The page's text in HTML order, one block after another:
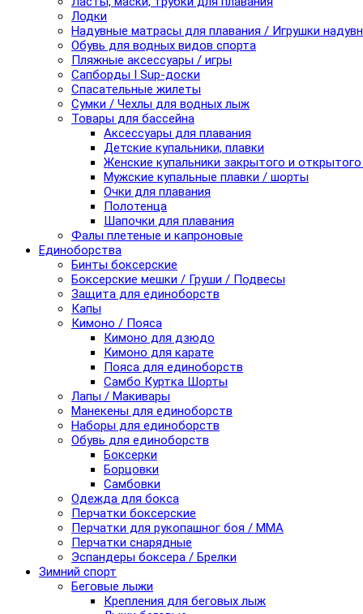
Лодки
Надувные матрасы для плавания / Игрушки
Обувь для водных видов спорта
Пляжные аксессуары / игры
Сапборды I Sup-доски
Спасательные жилеты
Сумки / Чехлы для водных лыж
Товары для бассейна
Аксессуары для плавания
Детские купальники, плавки
Женские купальники закрытого и
Мужские купальные плавки / шорты
Очки для плавания
Полотенца
Шапочки для плавания
Фалы плетеные и капроновые
Единоборства
Бинты боксерские
Боксерские мешки / Груши / Подвесы
Защита для единоборств
Капы
Кимоно / Пояса
Кимоно для дзюдо
Кимоно для карате
Пояса для единоборств
Самбо Куртка Шорты
Лапы / Макивары
Манекены для единоборств
Наборы для единоборств
Обувь для единоборств
Боксерки
Борцовки
Самбовки
Одежда для бокса
Перчатки боксерские
Перчатки для рукопашног боя / ММА
Перчатки снарядные
Эспандеры боксера / Брелки
Зимний спорт
Беговые лыжи
Крепления для беговых лыж